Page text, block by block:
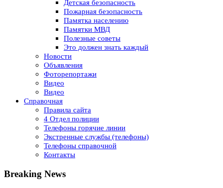
Детская безопасность
Пожарная безопасность
Памятка населению
Памятки МВД
Полезные советы
Это должен знать каждый
Новости
Объявления
Фоторепортажи
Видео
Видео
Справочная
Правила сайта
4 Отдел полиции
Телефоны горячие линии
Экстренные службы (телефоны)
Телефоны справочной
Контакты
Breaking News